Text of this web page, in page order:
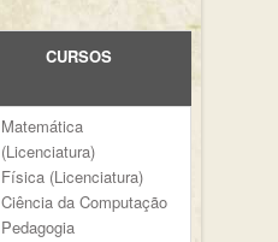
CURSOS
Matemática
(Licenciatura)
Física (Licenciatura)
Ciência da Computação
Pedagogia